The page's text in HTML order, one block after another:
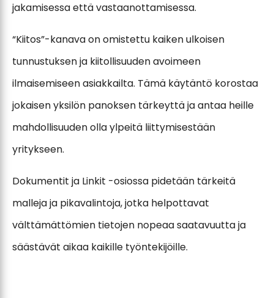
jakamisessa että vastaanottamisessa.
“Kiitos”-kanava on omistettu kaiken ulkoisen
tunnustuksen ja kiitollisuuden avoimeen
ilmaisemiseen asiakkailta. Tämä käytäntö korostaa
jokaisen yksilön panoksen tärkeyttä ja antaa heille
mahdollisuuden olla ylpeitä liittymisestään
yritykseen.
Dokumentit ja Linkit -osiossa pidetään tärkeitä
malleja ja pikavalintoja, jotka helpottavat
välttämättömien tietojen nopeaa saatavuutta ja
säästävät aikaa kaikille työntekijöille.